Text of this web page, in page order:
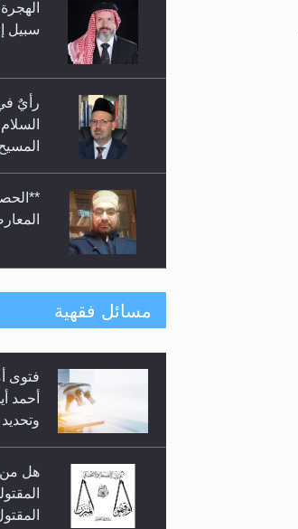
حفل
سبيل
رأيٌ
رأيٌ
السلام..
مسائل فقهية
فتوى
أحمد
هل من